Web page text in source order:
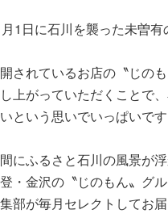
1日に石川を襲った未曽有
されているお店の〝じの
上がっていただくことで
という思いでいっぱいです
にふるさと石川の風景が浮
・金沢の〝じのもん〟グ
部が毎月セレクトしてお届